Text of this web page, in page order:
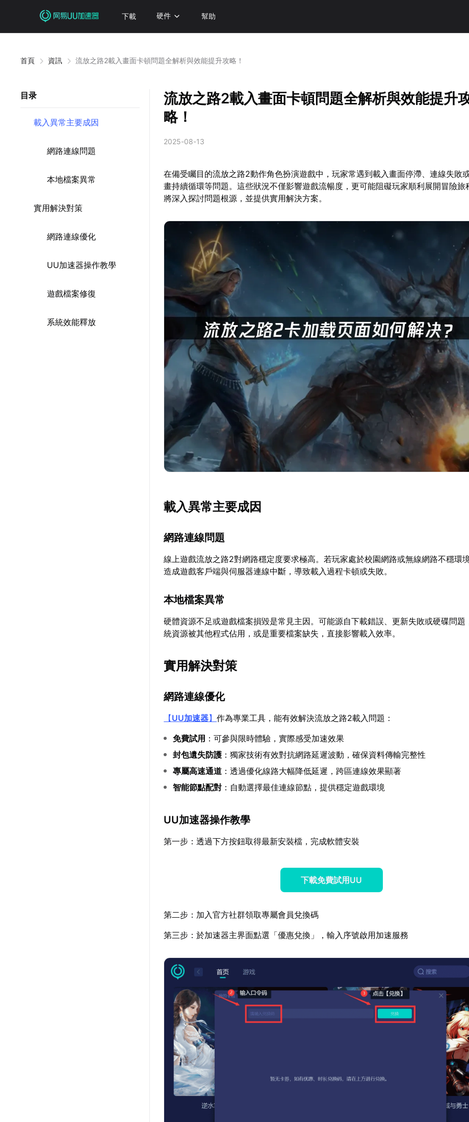
下載 硬件 幫助
首頁 資訊 流放之路2載入畫面卡頓問題全解析與效能提升攻略！
目录
載入異常主要成因
網路連線問題
本地檔案異常
實用解決對策
網路連線優化
UU加速器操作教學
遊戲檔案修復
系統效能釋放
流放之路2載入畫面卡頓問題全解析與效能提升
略！
2025-08-13
在備受矚目的流放之路2動作角色扮演遊戲中，玩家常遇到載入畫面停滯、連線失敗
畫持續循環等問題。這些狀況不僅影響遊戲流暢度，更可能阻礙玩家順利展開冒險旅
將深入探討問題根源，並提供實用解決方案。
載入異常主要成因
網路連線問題
線上遊戲流放之路2對網路穩定度要求極高。若玩家處於校園網路或無線網路不穩環
造成遊戲客戶端與伺服器連線中斷，導致載入過程卡頓或失敗。
本地檔案異常
硬體資源不足或遊戲檔案損毀是常見主因。可能源自下載錯誤、更新失敗或硬碟問題
統資源被其他程式佔用，或是重要檔案缺失，直接影響載入效率。
實用解決對策
網路連線優化
【UU加速器】作為專業工具，能有效解決流放之路2載入問題：
免費試用 ：可參與限時體驗，實際感受加速效果
封包遺失防護 ：獨家技術有效對抗網路延遲波動，確保資料傳輸完整性
專屬高速通道 ：透過優化線路大幅降低延遲，跨區連線效果顯著
智能節點配對 ：自動選擇最佳連線節點，提供穩定遊戲環境
UU加速器操作教學
第一步：透過下方按鈕取得最新安裝檔，完成軟體安裝
下載免費試用UU
第二步：加入官方社群領取專屬會員兌換碼
第三步：於加速器主界面點選「優惠兌換」，輸入序號啟用加速服務